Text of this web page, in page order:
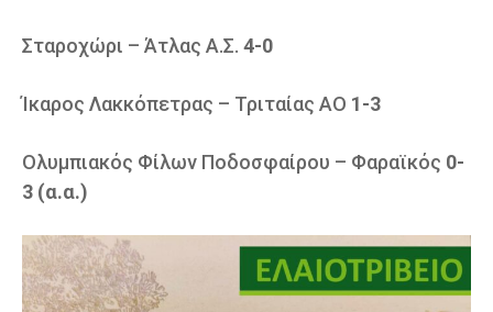
Σταροχώρι – Άτλας Α.Σ. 4-0
Ίκαρος Λακκόπετρας – Τριταίας ΑΟ 1-3
Ολυμπιακός Φίλων Ποδοσφαίρου – Φαραϊκός 0-
3 (α.α.)